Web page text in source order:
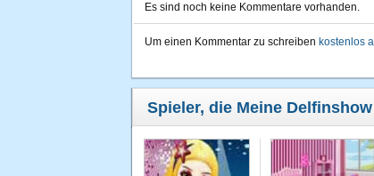
Es sind noch keine Kommentare vorhanden.
Um einen Kommentar zu schreiben kostenlos
Spieler, die Meine